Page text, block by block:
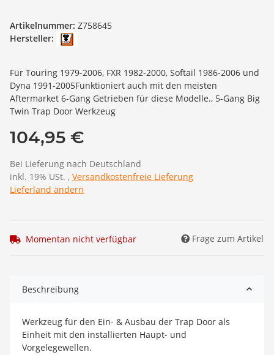
Artikelnummer: Z758645
Hersteller:
Für Touring 1979-2006, FXR 1982-2000, Softail 1986-2006 und
Dyna 1991-2005Funktioniert auch mit den meisten
Aftermarket 6-Gang Getrieben für diese Modelle., 5-Gang Big
Twin Trap Door Werkzeug
104,95 €
Bei Lieferung nach Deutschland
inkl. 19% USt. , Versandkostenfreie Lieferung
Lieferland ändern
Momentan nicht verfügbar Frage zum Artikel
Beschreibung
Werkzeug für den Ein- & Ausbau der Trap Door als
Einheit mit den installierten Haupt- und
Vorgelegewellen.